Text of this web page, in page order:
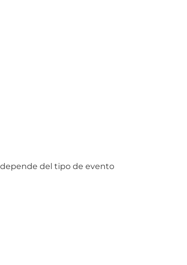
depende del tipo de evento